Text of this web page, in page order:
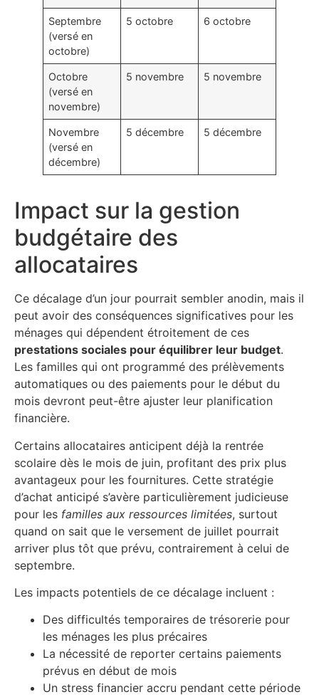
Septembre
(versé en
octobre)
5 octobre 6 octobre
Octobre
(versé en
novembre)
5 novembre 5 novembre
Novembre
(versé en
décembre)
5 décembre 5 décembre
Impact sur la gestion
budgétaire des
allocataires
Ce décalage d’un jour pourrait sembler anodin, mais il
peut avoir des conséquences significatives pour les
ménages qui dépendent étroitement de ces
prestations sociales pour équilibrer leur budget.
Les familles qui ont programmé des prélèvements
automatiques ou des paiements pour le début du
mois devront peut-être ajuster leur planification
financière.
Certains allocataires anticipent déjà la rentrée
scolaire dès le mois de juin, profitant des prix plus
avantageux pour les fournitures. Cette stratégie
d’achat anticipé s’avère particulièrement judicieuse
pour les familles aux ressources limitées, surtout
quand on sait que le versement de juillet pourrait
arriver plus tôt que prévu, contrairement à celui de
septembre.
Les impacts potentiels de ce décalage incluent :
Des difficultés temporaires de trésorerie pour
les ménages les plus précaires
La nécessité de reporter certains paiements
prévus en début de mois
Un stress financier accru pendant cette période